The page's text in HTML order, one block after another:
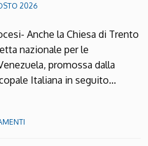
2026
Anche la Chiesa di Trento
nazionale per le
promossa dalla
Italiana in seguito…